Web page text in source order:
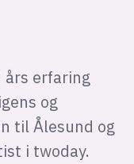
års erfaring
og
til Ålesund og
i twoday.